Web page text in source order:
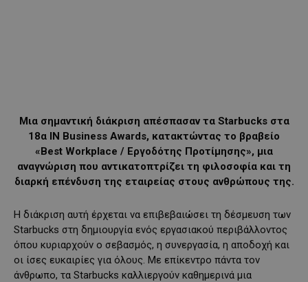
Μια σημαντική διάκριση απέσπασαν τα Starbucks στα
18α IN Business Awards, κατακτώντας το βραβείο
«Best Workplace / Εργοδότης Προτίμησης», μια
αναγνώριση που αντικατοπτρίζει τη φιλοσοφία και τη
διαρκή επένδυση της εταιρείας στους ανθρώπους της.
Η διάκριση αυτή έρχεται να επιβεβαιώσει τη δέσμευση των
Starbucks στη δημιουργία ενός εργασιακού περιβάλλοντος
όπου κυριαρχούν ο σεβασμός, η συνεργασία, η αποδοχή και
οι ίσες ευκαιρίες για όλους. Με επίκεντρο πάντα τον
άνθρωπο, τα Starbucks καλλιεργούν καθημερινά μια